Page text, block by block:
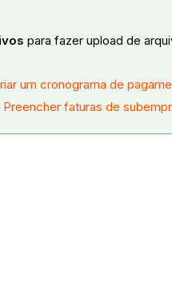
para fazer upload de
um cronograma de
Preencher faturas de